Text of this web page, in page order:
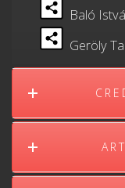
Baló
Geröly